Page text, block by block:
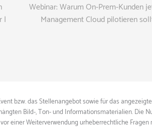
|
Webinar: Warum On-Prem-Kunden
Management Cloud pilotieren
bzw. das Stellenangebot sowie für das
Bild-, Ton- und Informationsmaterialien.
einer Weiterverwendung urheberrechtliche